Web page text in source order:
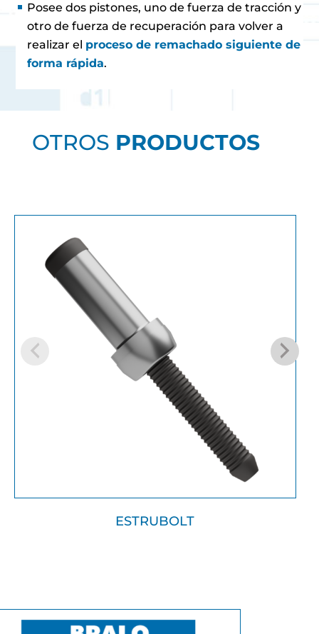
Posee dos pistones, uno de fuerza de tracción y
otro de fuerza de recuperación para volver a
realizar el proceso de remachado siguiente de
forma rápida.
OTROS PRODUCTOS
ESTRUBOLT